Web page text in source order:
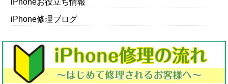
iPhone修理ブログ